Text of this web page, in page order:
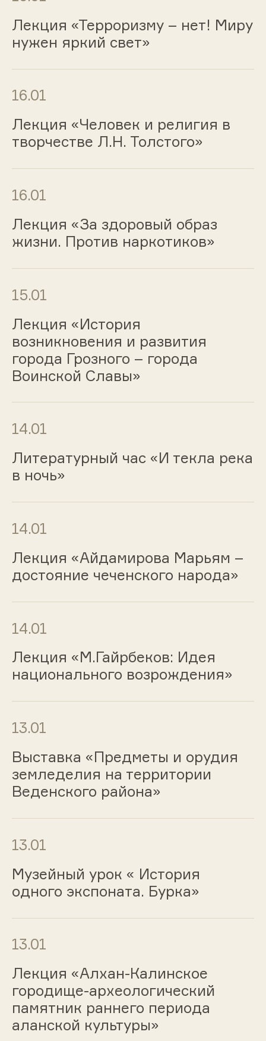
Лекция «Терроризму – нет! Миру
нужен яркий свет»
16.01
Лекция «Человек и религия в
творчестве Л.Н. Толстого»
16.01
Лекция «За здоровый образ
жизни. Против наркотиков»
15.01
Лекция «История
возникновения и развития
города Грозного – города
Воинской Славы»
14.01
Литературный час «И текла река
в ночь»
14.01
Лекция «Айдамирова Марьям –
достояние чеченского народа»
14.01
Лекция «М.Гайрбеков: Идея
национального возрождения»
13.01
Выставка «Предметы и орудия
земледелия на территории
Веденского района»
13.01
Музейный урок « История
одного экспоната. Бурка»
13.01
Лекция «Алхан-Калинское
городище-археологический
памятник раннего периода
аланской культуры»